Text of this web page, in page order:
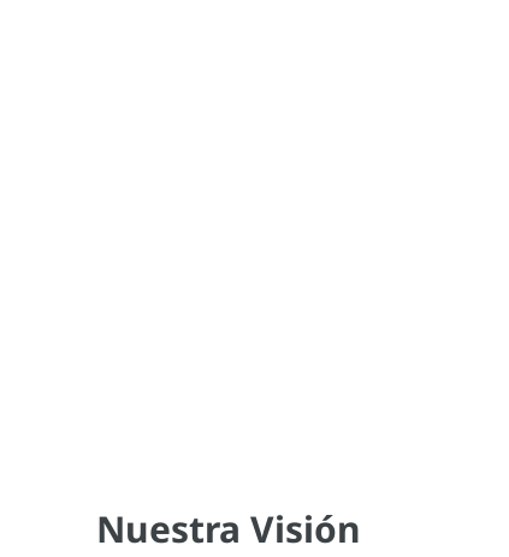
Nuestra Visión